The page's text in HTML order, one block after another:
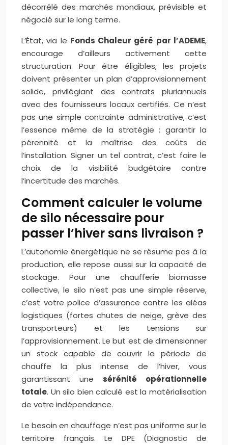
décorrélé des marchés mondiaux, prévisible et
négocié sur le long terme.
L’État, via le Fonds Chaleur géré par l’ADEME,
encourage d’ailleurs activement cette
structuration. Pour être éligibles, les projets
doivent présenter un plan d’approvisionnement
solide, privilégiant des contrats pluriannuels
avec des fournisseurs locaux certifiés. Ce n’est
pas une simple contrainte administrative, c’est
l’essence même de la stratégie : garantir la
pérennité et la maîtrise des coûts de
l’installation. Signer un tel contrat, c’est faire le
choix de la visibilité budgétaire contre
l’incertitude des marchés.
Comment calculer le volume
de silo nécessaire pour
passer l’hiver sans livraison ?
L’autonomie énergétique ne se résume pas à la
production, elle repose aussi sur la capacité de
stockage. Pour une chaufferie biomasse
collective, le silo n’est pas une simple réserve,
c’est votre police d’assurance contre les aléas
logistiques (fortes chutes de neige, grève des
transporteurs) et les tensions sur
l’approvisionnement. Le but est de dimensionner
un stock capable de couvrir la période de
chauffe la plus intense de l’hiver, vous
garantissant une sérénité opérationnelle
totale. Un silo bien calculé est la matérialisation
de votre indépendance.
Le besoin en chauffage n’est pas uniforme sur le
territoire français. Le DPE (Diagnostic de